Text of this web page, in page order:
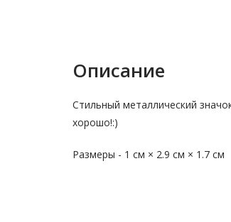
Описание
Стильный металлический
хорошо!:)
Размеры - 1 см × 2.9 см × 1.7 см